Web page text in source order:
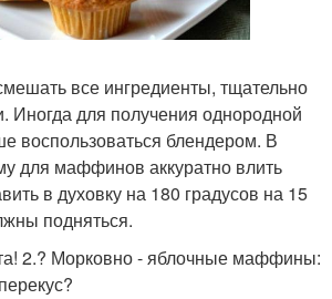
все ингредиенты, тщательно
Иногда для получения однородной
воспользоваться блендером. В
для маффинов аккуратно влить
в духовку на 180 градусов на 15
подняться.
2.? Морковно - яблочные маффины: